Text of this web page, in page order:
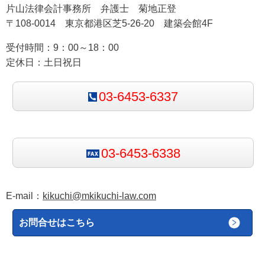
3. 英文契約書における Due Diligence の用
例
英文契約書において due diligence が義務の基準とし
① 船舶の堪航性（海運契約）：
the ship seaworthy before the voyage.」
（運送人は航海前に船舶を堪航性のある状態にす
② 品質管理（売買契約）：
「The seller shall exercise due diligence in
片山法律会計事務所 弁護士 菊地正登
〒108-0014 東京都港区芝5-26-20 建築会館4F
受付時間：9：00～18：00
定休日：土日祝日
03-6453-6337
03-6453-6338
E-mail： kikuchi@mkikuchi-law.com
お問合せはこちら